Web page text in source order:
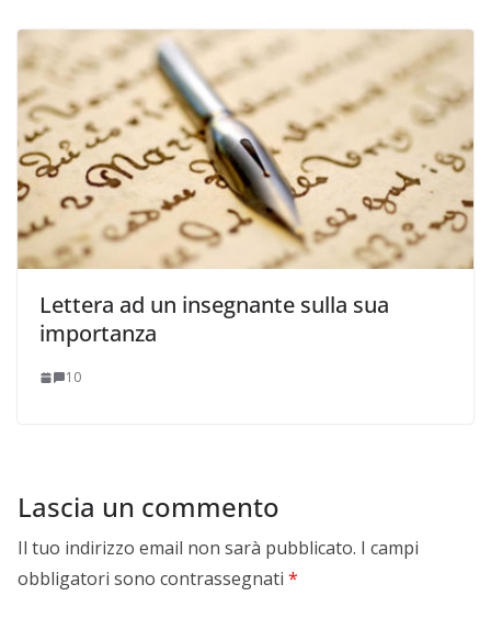
Lettera ad un insegnante sulla sua
importanza
10
Lascia un commento
Il tuo indirizzo email non sarà pubblicato. I campi
obbligatori sono contrassegnati *